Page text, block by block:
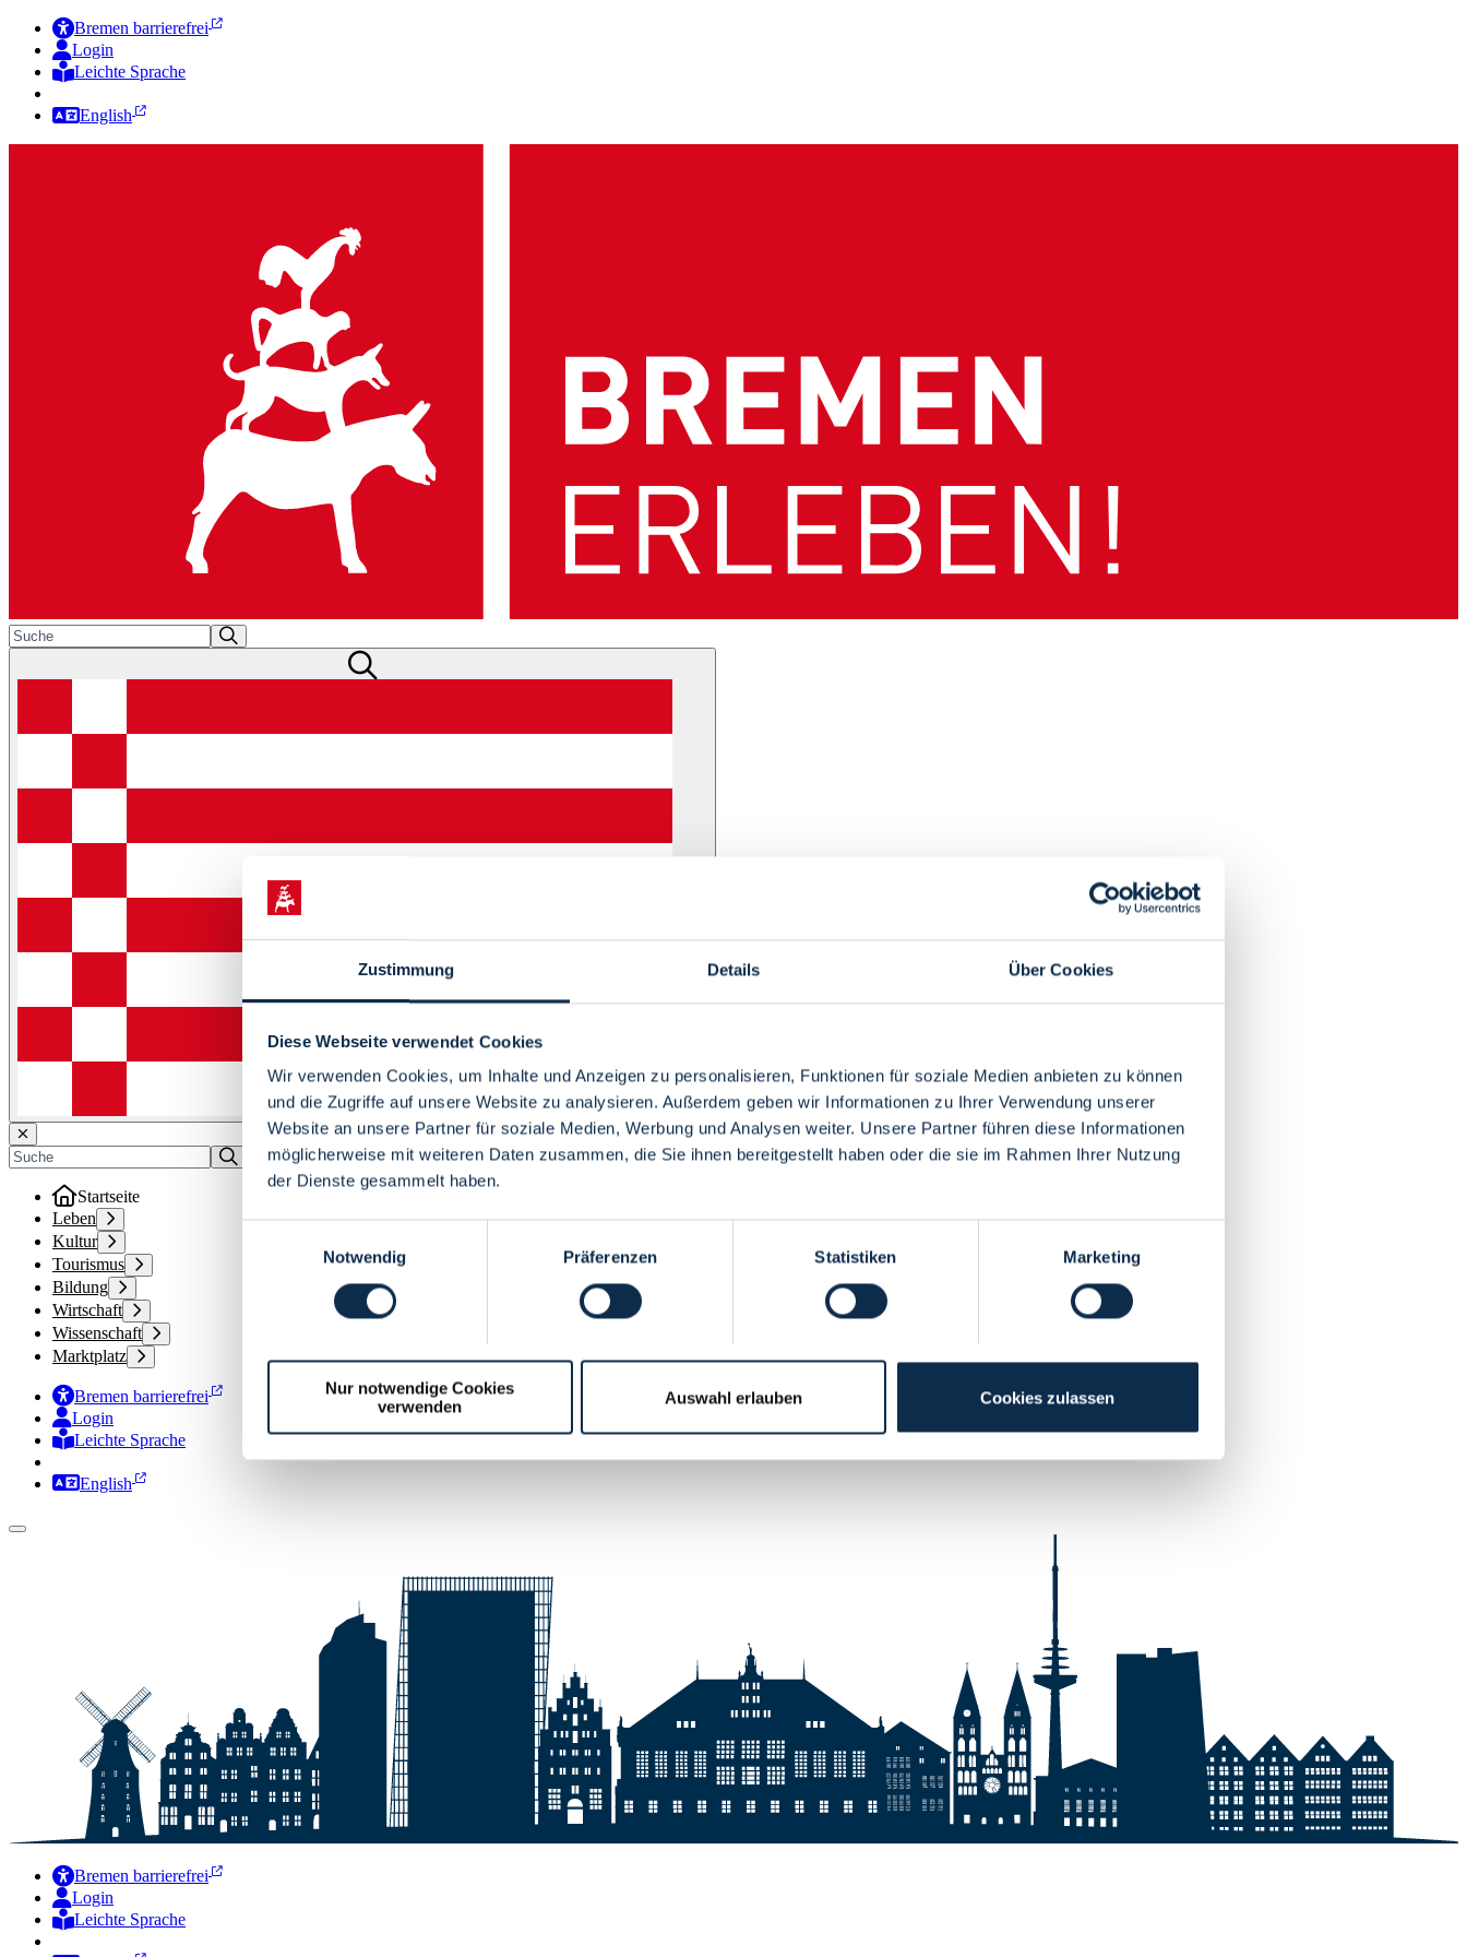
Zustimmung Details Über Cookies
Diese Webseite verwendet Cookies
Wir verwenden Cookies, um Inhalte und Anzeigen zu personalisieren, Funktionen für soziale Medien anbieten zu können
und die Zugriffe auf unsere Website zu analysieren. Außerdem geben wir Informationen zu Ihrer Verwendung unserer
Website an unsere Partner für soziale Medien, Werbung und Analysen weiter. Unsere Partner führen diese Informationen
möglicherweise mit weiteren Daten zusammen, die Sie ihnen bereitgestellt haben oder die sie im Rahmen Ihrer Nutzung
der Dienste gesammelt haben.
Notwendig
Präferenzen Statistiken Marketing
Nur notwendige Cookies
verwenden
Auswahl erlauben Cookies zulassen
Bremen barrierefrei
Login
Leichte Sprache
English
Menü
Startseite
Leben
Kultur
Tourismus
Bildung
Wirtschaft
Wissenschaft
Marktplatz
Bremen barrierefrei
Login
Leichte Sprache
Zur Deutschen Gebärdensprache
English
Bremen barrierefrei
Login
Leichte Sprache